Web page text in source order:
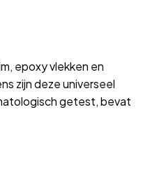
epoxy vlekken en
zijn deze universeel
getest, bevat